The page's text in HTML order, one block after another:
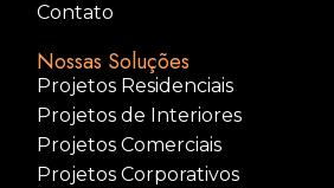
Contato
Nossas Soluções
Projetos Residenciais
Projetos de Interiores
Projetos Comerciais
Projetos Corporativos